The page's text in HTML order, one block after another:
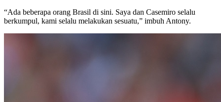
“Ada beberapa orang Brasil di sini. Saya dan Casemiro selalu
berkumpul, kami selalu melakukan sesuatu,” imbuh Antony.